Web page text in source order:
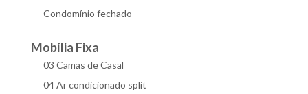
Condomínio fechado
Mobília Fixa
03 Camas de Casal
04 Ar condicionado split